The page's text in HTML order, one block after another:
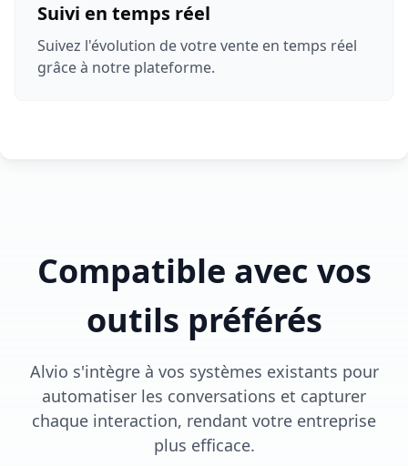
Suivi en temps réel
Suivez l'évolution de votre vente en temps réel
grâce à notre plateforme.
Compatible avec vos
outils préférés
Alvio s'intègre à vos systèmes existants pour
automatiser les conversations et capturer
chaque interaction, rendant votre entreprise
plus efficace.